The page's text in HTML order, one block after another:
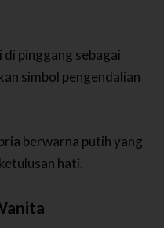
di pinggang sebagai
simbol pengendalian
berwarna putih yang
hati.